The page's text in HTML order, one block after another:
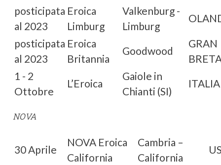
posticipata
al 2023
Eroica
Limburg
Valkenburg -
Limburg
posticipata
al 2023
Eroica
Britannia
Goodwood
GRAN
1 - 2
Ottobre
L’Eroica
Gaiole in
Chianti (SI)
ITALIA
NOVA
30 Aprile
NOVA Eroica
California
Cambria –
California